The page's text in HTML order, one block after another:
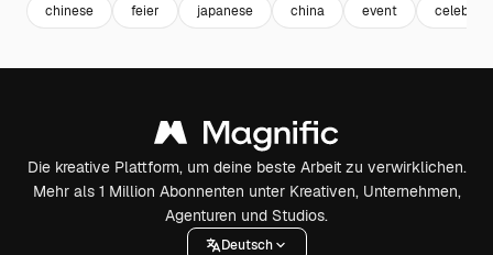
chinese feier japanese china event celebrate
Die kreative Plattform, um deine beste Arbeit zu verwirklichen.
Mehr als 1 Million Abonnenten unter Kreativen, Unternehmen,
Agenturen und Studios.
Deutsch